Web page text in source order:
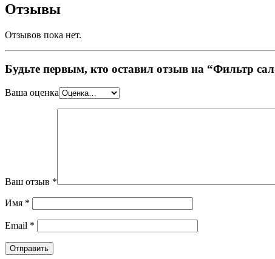
Отзывы
Отзывов пока нет.
Будьте первым, кто оставил отзыв на “Фильтр
Ваша оценка
Ваш отзыв *
Имя *
Email *